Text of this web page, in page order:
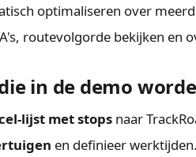
optimaliseren over
routevolgorde bekijken en
in de demo
lijst met stops naar
en definieer werktijden.